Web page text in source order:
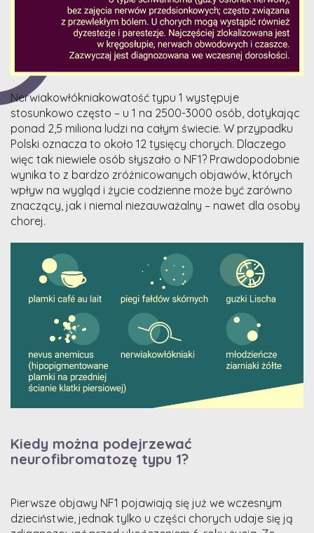
Nerwiakowłókniakowatość typu 1 występuje
stosunkowo często – u 1 na 2500-3000 osób, dotykając
ponad 2,5 miliona ludzi na całym świecie. W przypadku
Polski oznacza to około 12 tysięcy chorych. Dlaczego
więc tak niewiele osób słyszało o NF1? Prawdopodobnie
wynika to z bardzo zróżnicowanych objawów, których
wpływ na wygląd i życie codzienne może być zarówno
znaczący, jak i niemal niezauważalny – nawet dla osoby
chorej.
Kiedy można podejrzewać
neurofibromatozę typu 1?
Pierwsze objawy NF1 pojawiają się już we wczesnym
dzieciństwie, jednak tylko u części chorych udaje się ją